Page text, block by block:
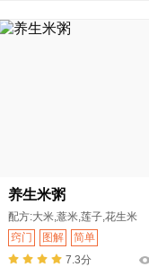
养生米粥
配方:大米,薏米,莲子,花生米
窍门
图解
简单
7.3分